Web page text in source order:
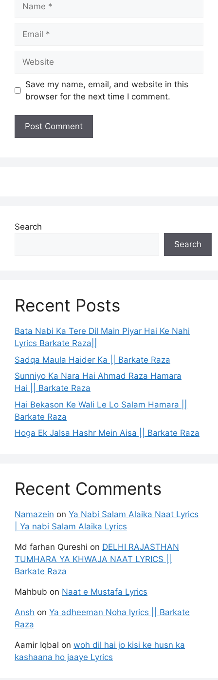
Save my name, email, and website in this
browser for the next time I comment.
Search
Search
Recent Posts
Bata Nabi Ka Tere Dil Main Piyar Hai Ke Nahi
Lyrics Barkate Raza||
Sadqa Maula Haider Ka || Barkate Raza
Sunniyo Ka Nara Hai Ahmad Raza Hamara
Hai || Barkate Raza
Hai Bekason Ke Wali Le Lo Salam Hamara ||
Barkate Raza
Hoga Ek Jalsa Hashr Mein Aisa || Barkate Raza
Recent Comments
Namazein on Ya Nabi Salam Alaika Naat Lyrics
| Ya nabi Salam Alaika Lyrics
Md farhan Qureshi on DELHI RAJASTHAN
TUMHARA YA KHWAJA NAAT LYRICS ||
Barkate Raza
Mahbub on Naat e Mustafa Lyrics
Ansh on Ya adheeman Noha lyrics || Barkate
Raza
Aamir Iqbal on woh dil hai jo kisi ke husn ka
kashaana ho jaaye Lyrics